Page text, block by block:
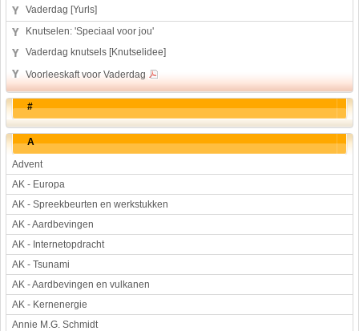
Kunst en Cultuur
Muziek
Rekenen
Sport
Taal en lezen
Techniek
Verkeer
Werkstuk en spreekbeurt
Aarde en heelal
Beroep, hobby, sport
Dieren
Geloven en vieren
Hulp aan mensen
Kunst en muziek
Landbouw, veeteelt, visserij
Vaderdag [Yurls]
Knutselen: 'Speciaal voor jou'
Vaderdag knutsels [Knutselidee]
Voorleeskaft voor Vaderdag
#
A
Advent
AK - Europa
AK - Spreekbeurten en werkstukken
AK - Aardbevingen
AK - Internetopdracht
AK - Tsunami
AK - Aardbevingen en vulkanen
AK - Kernenergie
Annie M.G. Schmidt